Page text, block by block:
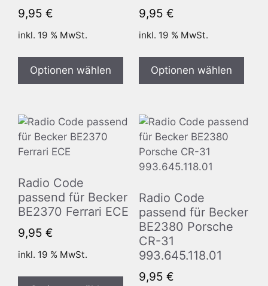
9,95 €
inkl. 19 % MwSt.
Optionen wählen
9,95 €
inkl. 19 % MwSt.
Optionen wählen
Radio Code
passend für Becker
BE2370 Ferrari ECE
9,95 €
inkl. 19 % MwSt.
Radio Code
passend für Becker
BE2380 Porsche
CR-31
993.645.118.01
9,95 €